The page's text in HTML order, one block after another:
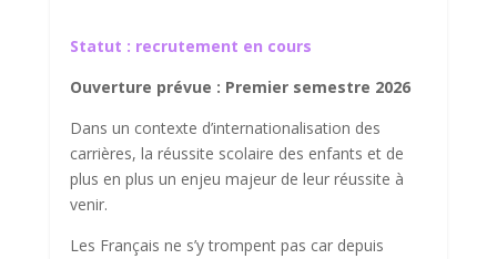
Statut : recrutement en cours
Ouverture prévue : Premier semestre 2026
Dans un contexte d’internationalisation des
carrières, la réussite scolaire des enfants et de
plus en plus un enjeu majeur de leur réussite à
venir.
Les Français ne s’y trompent pas car depuis